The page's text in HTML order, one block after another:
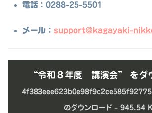
電話 ：0288-25-5501
メール ：support@kagayaki-
“令和８年度 講演会” をダ
のダウンロード – 945.54